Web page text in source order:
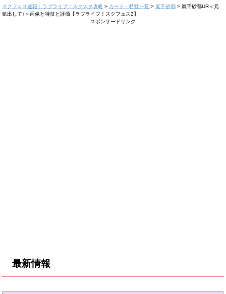
スクフェス速報｜ラブライブ！スクスタ攻略 > カード・特技一覧 > 嵐千砂都 > 嵐千砂都UR＜元
気出して♪＞画像と特技と評価【ラブライブ！スクフェス2】
スポンサードリンク
最新情報